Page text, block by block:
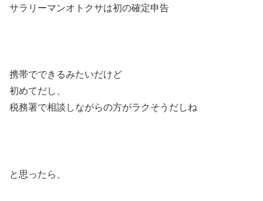
サラリーマンオトクサは初の確定申告
携帯でできるみたいだけど
初めてだし、
税務署で相談しながらの方がラクそうだしね
と思ったら、